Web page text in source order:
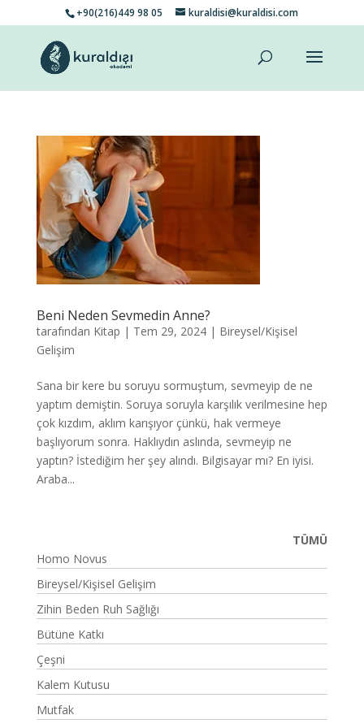
+90(216)449 98 05 kuraldisi@kuraldisi.com
Beni Neden Sevmedin Anne?
tarafından Kitap | Tem 29, 2024| Bireysel/Kişisel
Gelişim
Sana bir kere bu soruyu sormuştum, sevmeyip de ne
yaptım demiştin. Soruya soruyla karşılık verilmesine hep
çok kızdım, aklım karışıyor çünkü, hak vermeye
başlıyorum sonra. Haklıydın aslında, sevmeyip ne
yaptın? İstediğim her şey alındı. Bilgisayar mı? En iyisi.
Araba...
TÜMÜ
Homo Novus
Bireysel/Kişisel Gelişim
Zihin Beden Ruh Sağlığı
Bütüne Katkı
Çeşni
Kalem Kutusu
Mutfak